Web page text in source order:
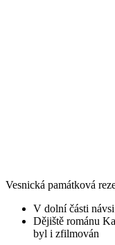
Vesnická památková
V dolní části
Dějiště románu
byl i zfilmován